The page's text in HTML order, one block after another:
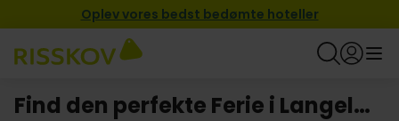
Oplev vores bedst bedømte hoteller
Find den perfekte Ferie i Langeland